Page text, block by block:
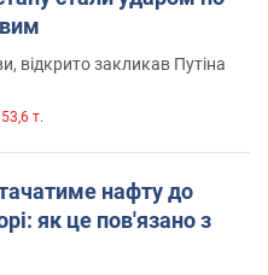
відкрито закликав Путіна
53,6 т.
нафту до
як це пов'язано з